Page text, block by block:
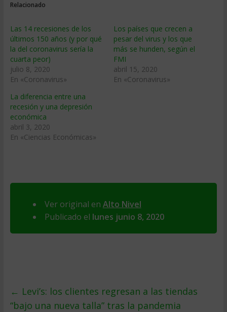
Relacionado
Las 14 recesiones de los
últimos 150 años (y por qué
la del coronavirus sería la
cuarta peor)
julio 8, 2020
En «Coronavirus»
Los países que crecen a
pesar del virus y los que
más se hunden, según el
FMI
abril 15, 2020
En «Coronavirus»
La diferencia entre una
recesión y una depresión
económica
abril 3, 2020
En «Ciencias Económicas»
Ver original en Alto Nivel
Publicado el lunes junio 8, 2020
← Levi’s: los clientes regresan a las tiendas
“bajo una nueva talla” tras la pandemia